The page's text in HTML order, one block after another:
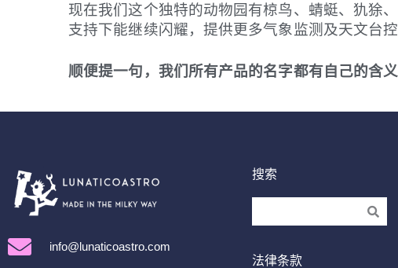
现在我们这个独特的动物园有椋鸟、蜻蜓、犰
支持下能继续闪耀，提供更多气象监测及天文台
顺便提一句，我们所有产品的名字都有自己的含
info@lunaticoastro.com
搜索
法律条款